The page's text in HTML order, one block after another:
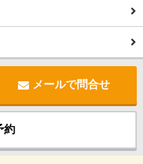
メールで問合せ
約